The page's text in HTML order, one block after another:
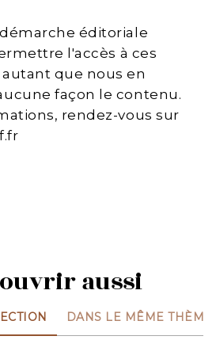
éditoriale
l'accès à ces
que nous en
façon le contenu.
rendez-vous sur
aussi
DANS LE MÊME THÈME